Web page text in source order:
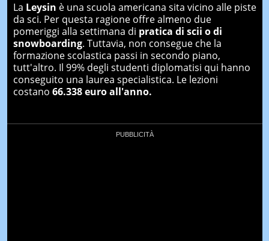
La Leysin è una scuola americana sita vicino alle piste
da sci. Per questa ragione offre almeno due
pomeriggi alla settimana di pratica di scii o di
snowboarding. Tuttavia, non consegue che la
formazione scolastica passi in secondo piano,
tutt'altro. Il 99% degli studenti diplomatisi qui hanno
conseguito una laurea specialistica. Le lezioni
costano 66.338 euro all'anno.